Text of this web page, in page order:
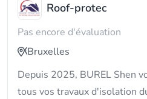
Roof-protec
Pas encore d'évaluation
Bruxelles
Depuis 2025, BUREL Shen
tous vos travaux d'isolation